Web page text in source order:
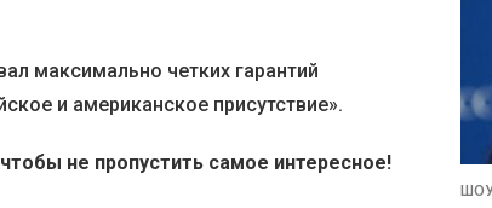
максимально четких гарантий
и американское присутствие».
не пропустить самое интересное!